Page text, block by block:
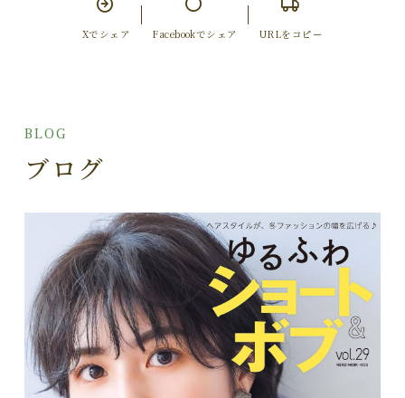
Xでシェア Facebookでシェア URLをコピー
BLOG
ブログ